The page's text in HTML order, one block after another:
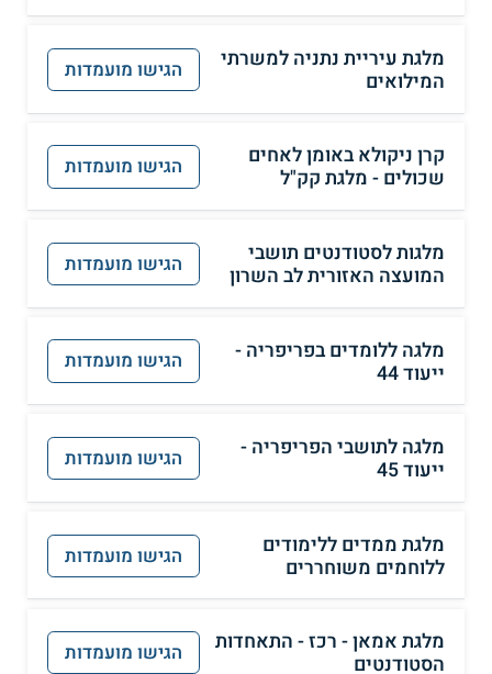
מלגת עיריית נתניה למשרתי
המילואים
הגישו מועמדות
קרן ניקולא באומן לאחים
שכולים - מלגת קק"ל
הגישו מועמדות
מלגות לסטודנטים תושבי
המועצה האזורית לב השרון
הגישו מועמדות
מלגה ללומדים בפריפריה -
ייעוד 44
הגישו מועמדות
מלגה לתושבי הפריפריה -
ייעוד 45
הגישו מועמדות
מלגת ממדים ללימודים
ללוחמים משוחררים
הגישו מועמדות
מלגת אמאן - רכז - התאחדות
הסטודנטים
הגישו מועמדות